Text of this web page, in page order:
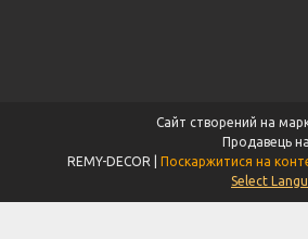
Сайт створений на
Продавець
Поскаржитися на
Select